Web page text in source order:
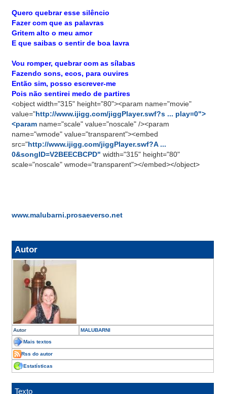
Quero quebrar esse silêncio
Fazer com que as palavras
Gritem alto o meu amor
E que saibas o sentir de boa lavra
Vou romper, quebrar com as sílabas
Fazendo sons, ecos, para ouvires
Então sim, posso escrever-me
Pois não sentirei medo de partires
<object width="315" height="80"><param name="movie"
value="http://www.ijigg.com/jiggPlayer.swf?s ... play=0">
<param name="scale" value="noscale" /><param
name="wmode" value="transparent"><embed
src="http://www.ijigg.com/jiggPlayer.swf?A ...
0&songID=V2BEECBCPD" width="315" height="80"
scale="noscale" wmode="transparent"></embed></object>
www.malubarni.prosaeverso.net
Autor
Autor MALUBARNI
Mais textos
Rss do autor
Estatísticas
Texto